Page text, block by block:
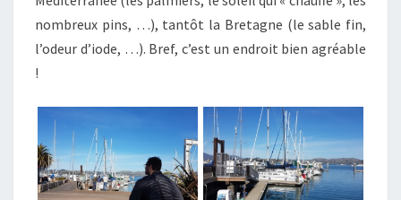
nombreux pins, …), tantôt la Bretagne (le sable fin,
l’odeur d’iode, …). Bref, c’est un endroit bien agréable
!